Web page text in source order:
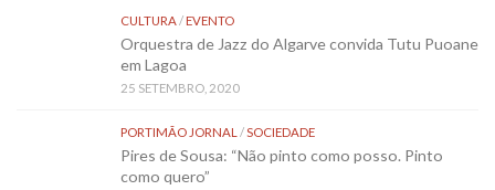
CULTURA/EVENTO
Orquestra de Jazz do Algarve convida Tutu Puoane
em Lagoa
25 SETEMBRO, 2020
PORTIMÃO JORNAL /SOCIEDADE
Pires de Sousa: “Não pinto como posso. Pinto
como quero”